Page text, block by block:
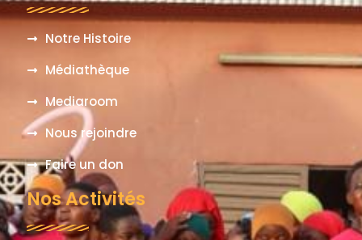
Notre Histoire
Médiathèque
Mediaroom
Nous rejoindre
Faire un don
Nos Activités